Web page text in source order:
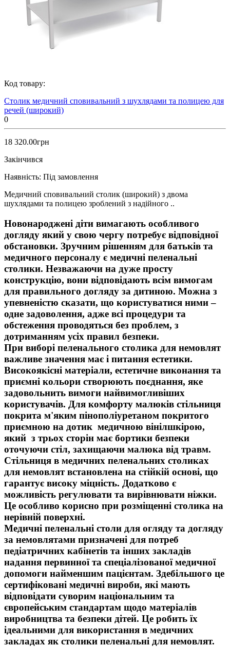
Код товару:
Столик медичний сповивальний з шухлядами та полицею для
речей (широкий)
0
18 320.00грн
Закінчився
Наявність: Під замовлення
Медичний сповивальний столик (широкий) з двома
шухлядами та полицею зроблений з надійного ..
Новонароджені діти вимагають особливого
догляду який у свою чергу потребує відповідної
обстановки. Зручним рішенням для батьків та
медичного персоналу є медичні пеленальні
столики. Незважаючи на дуже просту
конструкцію, вони відповідають всім вимогам
для правильного догляду за дитиною. Можна з
упевненістю сказати, що користуватися ними –
одне задоволення, адже всі процедури та
обстеження проводяться без проблем, з
дотриманням усіх правил безпеки.
При виборі пеленального столика для немовлят
важливе значення має і питання естетики.
Високоякісні матеріали, естетичне виконання та
приємні кольори створюють поєднання, яке
задовольнить вимоги найвимогливіших
користувачів. Для комфорту малюків стільниця
покрита м'яким пінополіуретаном покритого
приємною на дотик медичною вінілшкірою,
який з трьох сторін має бортики безпеки
оточуючи стіл, захищаючи малюка від травм.
Стільниця в медичних пеленальних столиках
для немовлят встановлена ​​на стійкій основі, що
гарантує високу міцність. Додатково є
можливість регулювати та вирівнювати ніжки.
Це особливо корисно при розміщенні столика на
нерівній поверхні.
Медичні пеленальні столи для огляду та догляду
за немовлятами призначені для потреб
педіатричних кабінетів та інших закладів
надання первинної та спеціалізованої медичної
допомоги найменшим пацієнтам. Здебільшого це
сертифіковані медичні вироби, які мають
відповідати суворим національним та
європейським стандартам щодо матеріалів
виробництва та безпеки дітей. Це робить їх
ідеальними для використання в медичних
закладах як столики пеленальні для немовлят.